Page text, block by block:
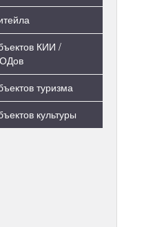
КИИ /
туризма
культуры